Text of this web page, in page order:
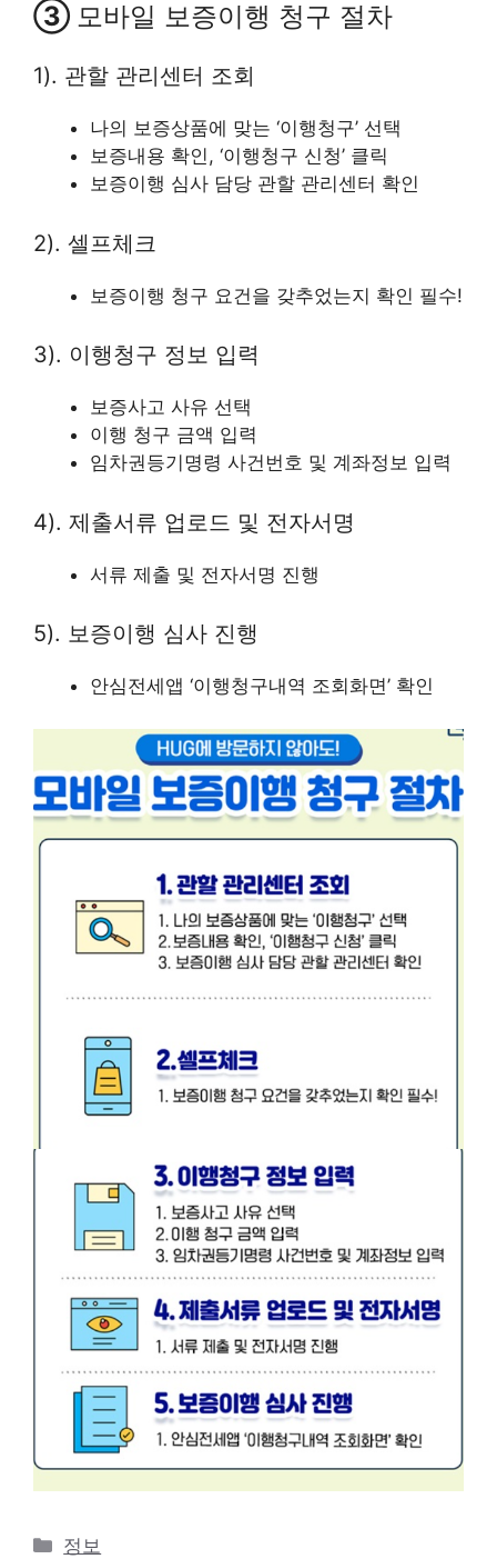
③ 모바일 보증이행 청구 절차
1). 관할 관리센터 조회
나의 보증상품에 맞는 ‘이행청구’ 선택
보증내용 확인, ‘이행청구 신청’ 클릭
보증이행 심사 담당 관할 관리센터 확인
2). 셀프체크
보증이행 청구 요건을 갖추었는지 확인 필수!
3). 이행청구 정보 입력
보증사고 사유 선택
이행 청구 금액 입력
임차권등기명령 사건번호 및 계좌정보 입력
4). 제출서류 업로드 및 전자서명
서류 제출 및 전자서명 진행
5). 보증이행 심사 진행
안심전세앱 ‘이행청구내역 조회화면’ 확인
카
정보